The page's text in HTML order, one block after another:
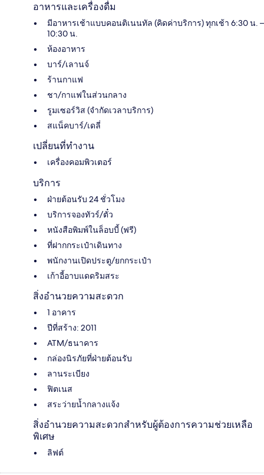
อาหารและเครื่องดื่ม
มีอาหารเช้าแบบคอนติเนนทัล (คิดค่าบริการ) ทุกเช้า 6:30 น. –
10:30 น.
ห้องอาหาร
บาร์/เลานจ์
ร้านกาแฟ
ชา/กาแฟในส่วนกลาง
รูมเซอร์วิส (จำกัดเวลาบริการ)
สแน็คบาร์/เดลี่
เปลี่ยนที่ทำงาน
เครื่องคอมพิวเตอร์
บริการ
ฝ่ายต้อนรับ 24 ชั่วโมง
บริการจองทัวร์/ตั๋ว
หนังสือพิมพ์ในล็อบบี้ (ฟรี)
ที่ฝากกระเป๋าเดินทาง
พนักงานเปิดประตู/ยกกระเป๋า
เก้าอี้อาบแดดริมสระ
สิ่งอำนวยความสะดวก
1 อาคาร
ปีที่สร้าง: 2011
ATM/ธนาคาร
กล่องนิรภัยที่ฝ่ายต้อนรับ
ลานระเบียง
ฟิตเนส
สระว่ายน้ำกลางแจ้ง
สิ่งอำนวยความสะดวกสำหรับผู้ต้องการความช่วยเหลือ
พิเศษ
ลิฟต์